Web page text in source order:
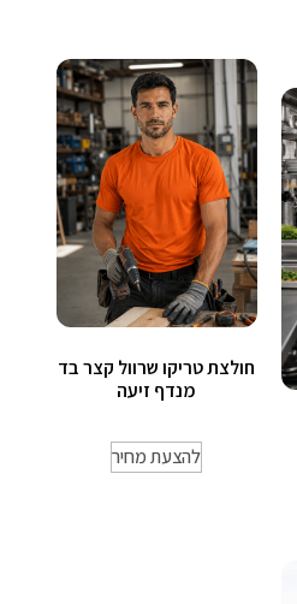
חולצת טריקו שרוול קצר בד
מנדף זיעה
להצעת מחיר